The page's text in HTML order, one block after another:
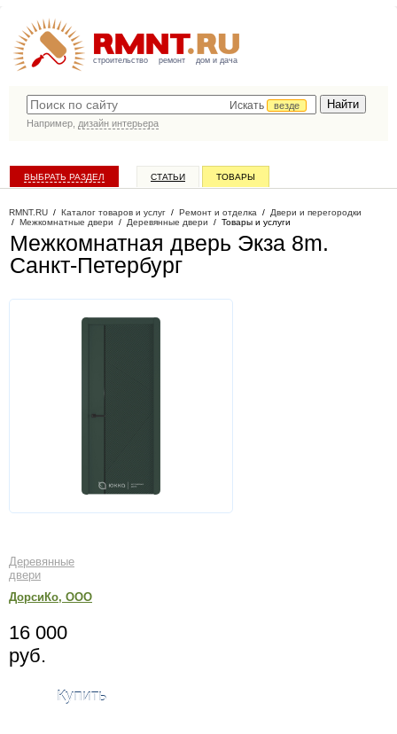
строительство ремонт дом и дача
Искать
везде
Например, дизайн интерьера
ВЫБРАТЬ РАЗДЕЛ СТАТЬИ ТОВАРЫ
RMNT.RU / Каталог товаров и услуг / Ремонт и отделка / Двери и перегородки
/ Межкомнатные двери / Деревянные двери / Товары и услуги
Межкомнатная дверь Экза 8m.
Санкт-Петербург
Деревянные
двери
ДорсиКо, ООО
16 000
руб.
Купить